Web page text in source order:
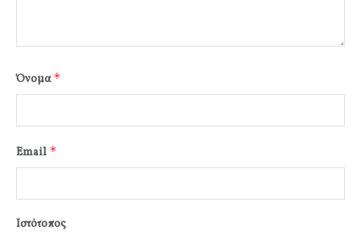
Όνομα*
Email *
Ιστότοπος